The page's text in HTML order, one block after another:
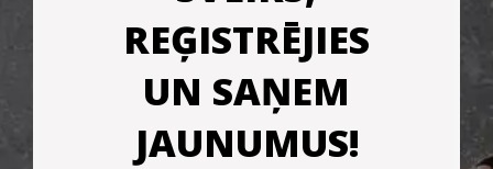
REĢISTRĒJIES
UN SAŅEM
JAUNUMUS!